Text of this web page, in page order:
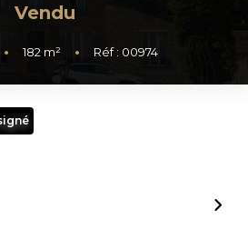
VENDUS
Vendu
• 182 m² • Réf : 00974